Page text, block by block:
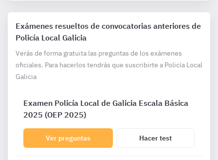
Exámenes resueltos de convocatorias anteriores de
Policía Local Galicia
Verás de forma gratuita las preguntas de los exámenes
oficiales. Para hacerlos tendrás que suscribirte a Policía Local
Galicia
Examen Policía Local de Galicia Escala Básica
2025 (OEP 2025)
Ver preguntas Hacer test